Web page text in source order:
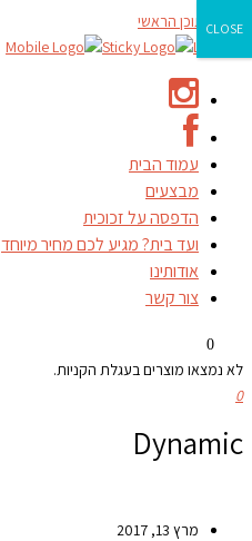
דילוג לתוכן הראשי
עמוד הבית
מבצעים
הדפסה על זכוכית
ועד בית? מגיע לכם מחיר מיוחד
אודותינו
צור קשר
0
לא נמצאו מוצרים בעגלת הקניות.
0
Dynamic
מרץ 13, 2017
CLOSE